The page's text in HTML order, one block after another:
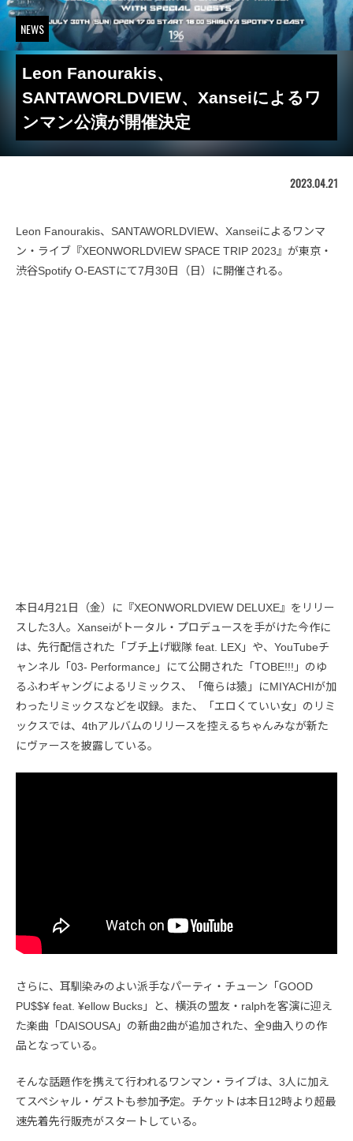
NEWS
Leon Fanourakis、
SANTAWORLDVIEW、Xanseiによるワ
ンマン公演が開催決定
2023.04.21
Leon Fanourakis、SANTAWORLDVIEW、Xanseiによるワンマ
ン・ライブ『XEONWORLDVIEW SPACE TRIP 2023』が東京・
渋谷Spotify O-EASTにて7月30日（日）に開催される。
本日4月21日（金）に『XEONWORLDVIEW DELUXE』をリリー
スした3人。Xanseiがトータル・プロデュースを手がけた今作に
は、先行配信された「ブチ上げ戦隊 feat. LEX」や、YouTubeチ
ャンネル「03- Performance」にて公開された「TOBE!!!」のゆ
るふわギャングによるリミックス、「俺らは猿」にMIYACHIが加
わったリミックスなどを収録。また、「エロくていい女」のリミ
ックスでは、4thアルバムのリリースを控えるちゃんみなが新た
にヴァースを披露している。
さらに、耳馴染みのよい派手なパーティ・チューン「GOOD
PU$$¥ feat. ¥ellow Bucks」と、横浜の盟友・ralphを客演に迎え
た楽曲「DAISOUSA」の新曲2曲が追加された、全9曲入りの作
品となっている。
そんな話題作を携えて行われるワンマン・ライブは、3人に加え
てスペシャル・ゲストも参加予定。チケットは本日12時より超最
速先着先行販売がスタートしている。